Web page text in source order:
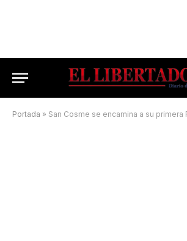
Portada » San Cosme se encamina a su primera